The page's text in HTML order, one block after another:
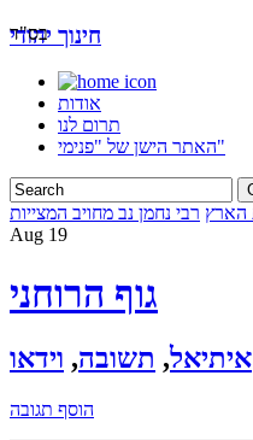
בס"ד
חינוך יהודי
אודות
תרום לנו
האתר הישן של "פנימי"
רבי נחמן נב מחויב המצייות
Aug 19
גוף הרוחני
איתיאל, תשובה, וידאו
הוסף תגובה